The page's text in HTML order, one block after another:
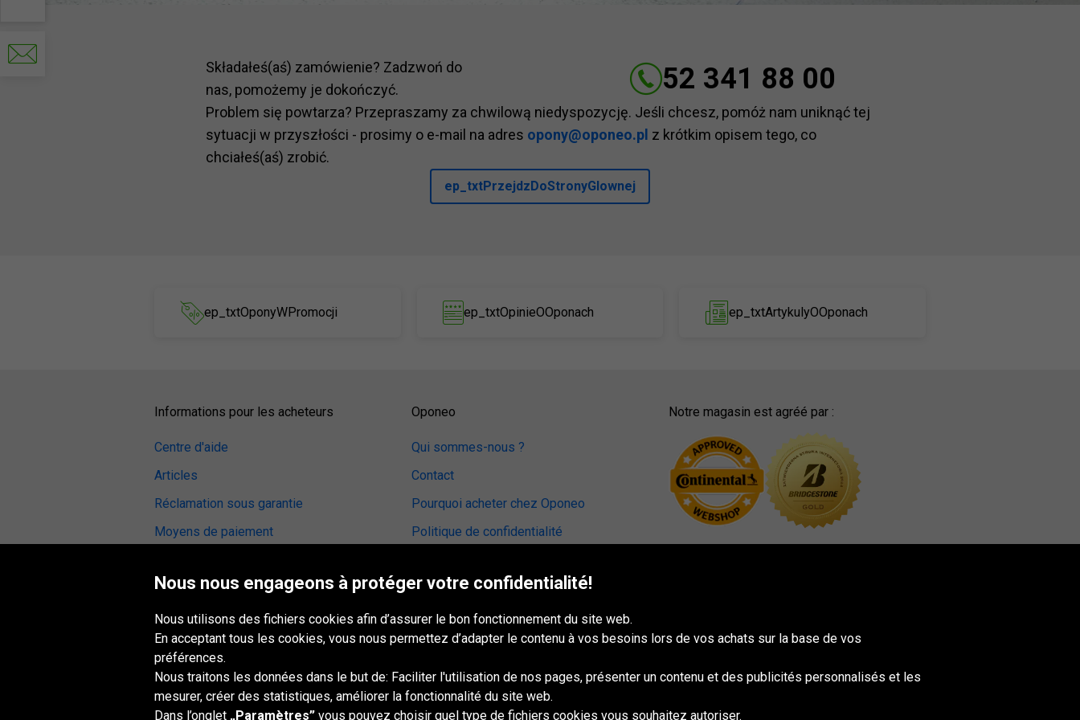
Składałeś(aś) zamówienie? Zadzwoń do
nas, pomożemy je dokończyć.
52 341 88 00
Problem się powtarza? Przepraszamy za chwilową niedyspozycję. Jeśli chcesz, pomóż nam uniknąć tej
sytuacji w przyszłości - prosimy o e-mail na adres opony@oponeo.pl z krótkim opisem tego, co
chciałeś(aś) zrobić.
ep_txtPrzejdzDoStronyGlownej
ep_txtOponyWPromocji ep_txtOpinieOOponach ep_txtArtykulyOOponach
Informations pour les acheteurs
Centre d'aide
Articles
Réclamation sous garantie
Moyens de paiement
Avis sur les pneus
Station de montage
Accessibilité numérique
Oponeo
Qui sommes-nous ?
Contact
Pourquoi acheter chez Oponeo
Politique de confidentialité
Notre magasin est agréé par :
Nous nous engageons à protéger votre confidentialité!
Nous utilisons des fichiers cookies afin d’assurer le bon fonctionnement du site web.
En acceptant tous les cookies, vous nous permettez d’adapter le contenu à vos besoins lors de vos achats sur la base de vos
préférences.
Nous traitons les données dans le but de: Faciliter l'utilisation de nos pages, présenter un contenu et des publicités personnalisés et les
mesurer, créer des statistiques, améliorer la fonctionnalité du site web.
Dans l’onglet „Paramètres” vous pouvez choisir quel type de fichiers cookies vous souhaitez autoriser.